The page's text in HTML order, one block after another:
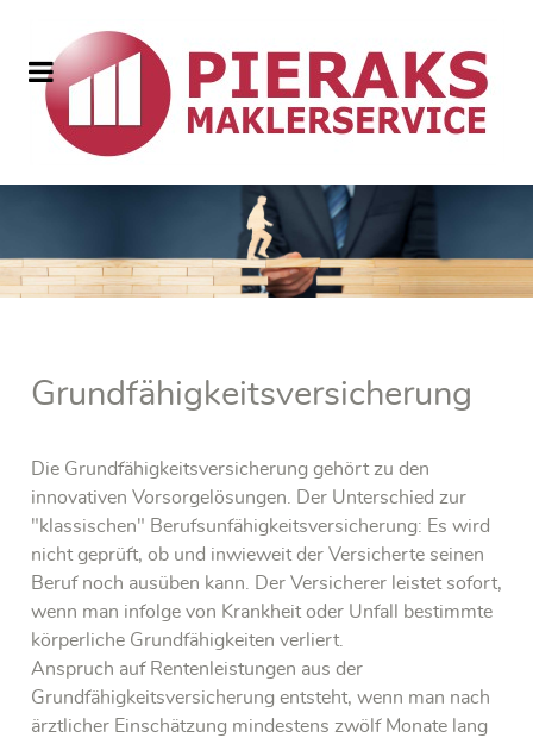
Grundfähigkeitsversicherung
Die Grundfähigkeitsversicherung gehört zu den
innovativen Vorsorgelösungen. Der Unterschied zur
"klassischen" Berufsunfähigkeitsversicherung: Es wird
nicht geprüft, ob und inwieweit der Versicherte seinen
Beruf noch ausüben kann. Der Versicherer leistet sofort,
wenn man infolge von Krankheit oder Unfall bestimmte
körperliche Grundfähigkeiten verliert.
Anspruch auf Rentenleistungen aus der
Grundfähigkeitsversicherung entsteht, wenn man nach
ärztlicher Einschätzung mindestens zwölf Monate lang